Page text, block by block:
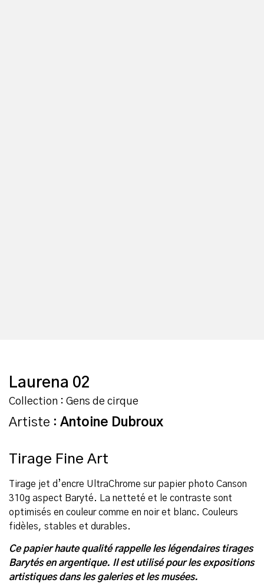
Laurena 02
Collection : Gens de cirque
Artiste : Antoine Dubroux
Tirage Fine Art
Tirage jet d’encre UltraChrome sur papier photo Canson
310g aspect Baryté. La netteté et le contraste sont
optimisés en couleur comme en noir et blanc. Couleurs
fidèles, stables et durables.
Ce papier haute qualité rappelle les légendaires tirages
Barytés en argentique. Il est utilisé pour les expositions
artistiques dans les galeries et les musées.